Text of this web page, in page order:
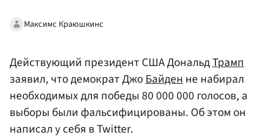
Максимс Краюшкинс
Действующий президент США ДональдТрамп
заявил, что демократ ДжоБайденне набирал
необходимых для победы 80 000 000 голосов, а
выборы были фальсифицированы. Об этом он
написал у себя в Twitter.